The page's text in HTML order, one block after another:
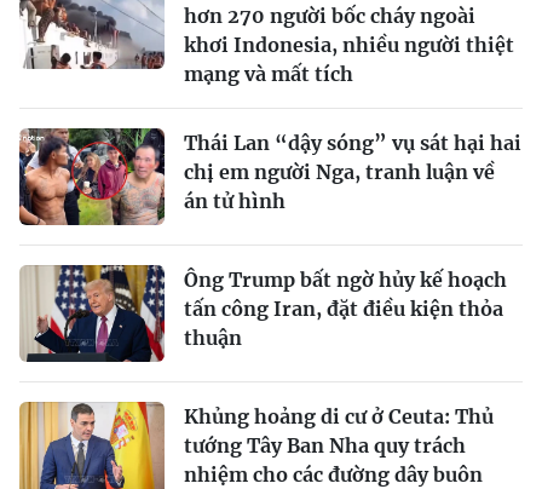
hơn 270 người bốc cháy ngoài
khơi Indonesia, nhiều người thiệt
mạng và mất tích
Thái Lan “dậy sóng” vụ sát hại hai
chị em người Nga, tranh luận về
án tử hình
Ông Trump bất ngờ hủy kế hoạch
tấn công Iran, đặt điều kiện thỏa
thuận
Khủng hoảng di cư ở Ceuta: Thủ
tướng Tây Ban Nha quy trách
nhiệm cho các đường dây buôn